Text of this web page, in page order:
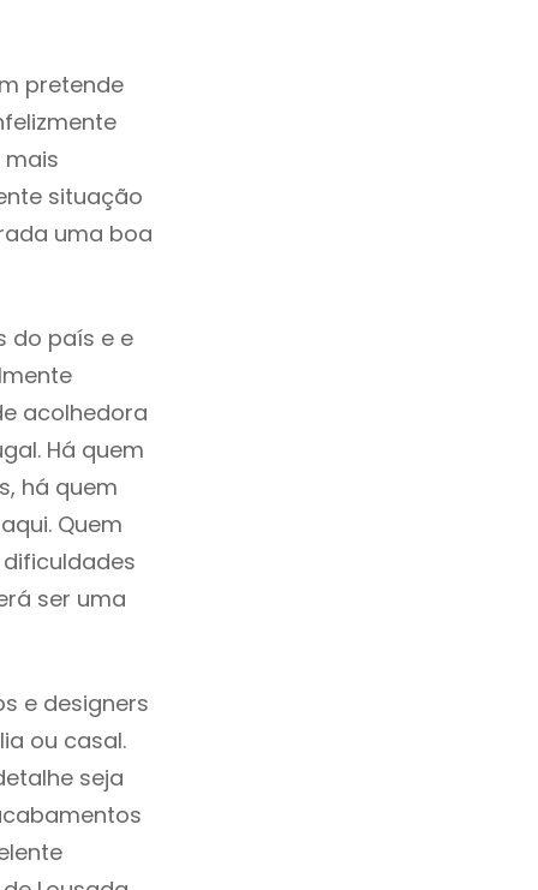
pretende
situação
uma boa
do país e e
acolhedora
Há quem
há quem
Quem
ser uma
e designers
ou casal.
seja